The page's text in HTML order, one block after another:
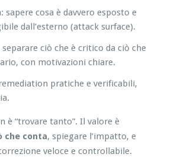
: sapere cosa è davvero esposto e
dall’esterno (attack surface).
separare ciò che è critico da ciò che
con motivazioni chiare.
pratiche e verificabili,
è “trovare tanto”. Il valore è
che conta, spiegare l’impatto, e
veloce e controllabile.